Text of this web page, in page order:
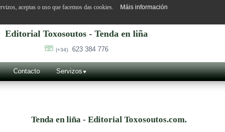
Editorial Toxosoutos - Tenda en liña
(+34) 623 384 776
Contacto Servizos
Tenda en liña - Editorial Toxosoutos.com.
aceptas o uso que facemos das cookies. Máis información